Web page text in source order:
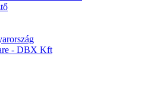
- DBX Kft